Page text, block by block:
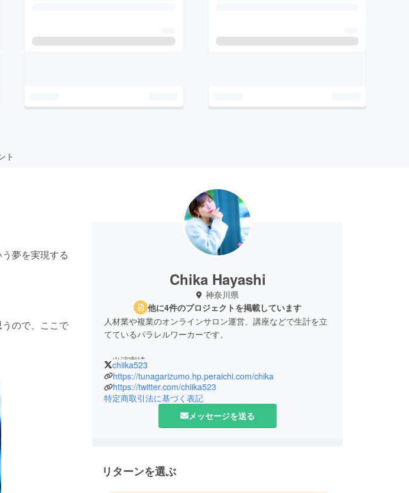
ト
夢を実現する
ので、ここで
Chika Hayashi
神奈川県
他に4件のプロジェクトを掲載しています
人材業や複業のオンラインサロン運営、講座などで生計を立
てているパラレルワーカーです。
＜出演実績＞
2018年9月 深夜に発見！新Ｓｈｏｃｋ感～一度おためしく
ださい～
2018年12月 日経ウーマン掲載
2019年12月 マツコ会議
2020年3月 AbemaPrime
＜販売実績＞
LINEチャット占いにて約4000件
その他、オンラインやBASE、個人セッションにて累計販売
chiika523
https://tunagarizumo.hp.peraichi.com/chika
https://twitter.com/chiika523
特定商取引法に基づく表記
メッセージを送る
リターンを選ぶ